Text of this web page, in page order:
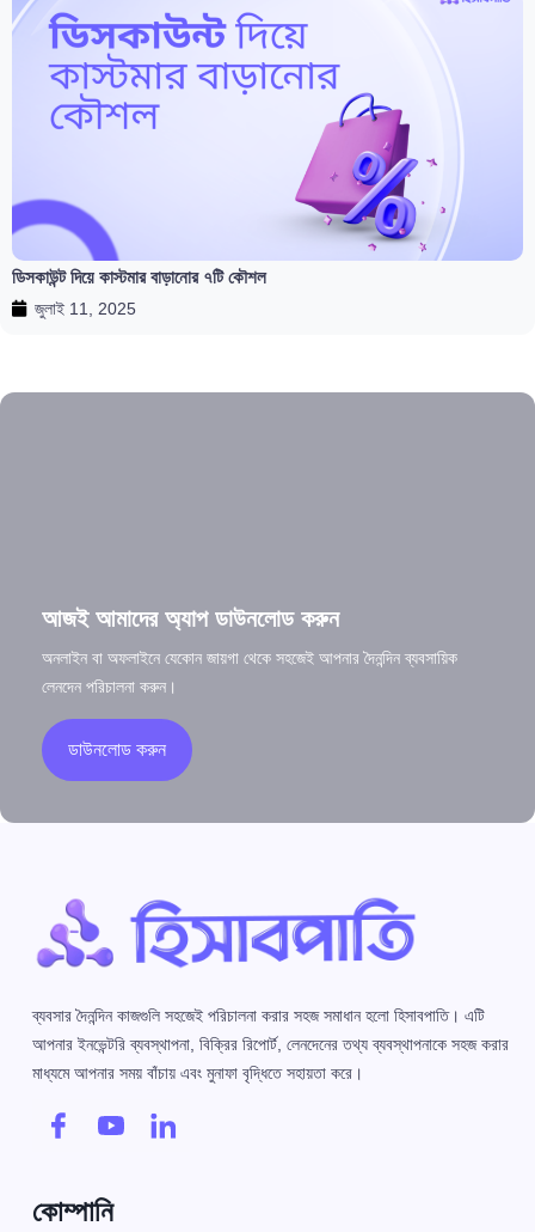
ডিসকাউন্ট দিয়ে কাস্টমার বাড়ানোর ৭টি কৌশল
জুলাই 11, 2025
আজই আমাদের অ্যাপ ডাউনলোড করুন
অনলাইন বা অফলাইনে যেকোন জায়গা থেকে সহজেই আপনার দৈনন্দিন ব্যবসায়িক
লেনদেন পরিচালনা করুন।
ডাউনলোড করুন
ব্যবসার দৈনন্দিন কাজগুলি সহজেই পরিচালনা করার সহজ সমাধান হলো হিসাবপাতি। এটি
আপনার ইনভেন্টরি ব্যবস্থাপনা, বিক্রির রিপোর্ট, লেনদেনের তথ্য ব্যবস্থাপনাকে সহজ করার
মাধ্যমে আপনার সময় বাঁচায় এবং মুনাফা বৃদ্ধিতে সহায়তা করে।
কোম্পানি